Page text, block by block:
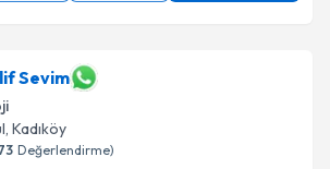
Sevim
, Kadıköy
Değerlendirme)